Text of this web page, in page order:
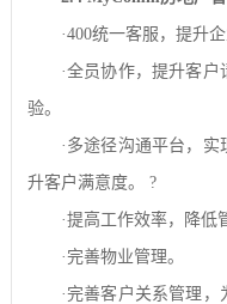
·400统一客服，提升企
·全员协作，提升客户
验。
· 多途径沟通平台，实
升客户满意度。 ?
·提高工作效率，降低
·完善物业管理。
·完善客户关系管理